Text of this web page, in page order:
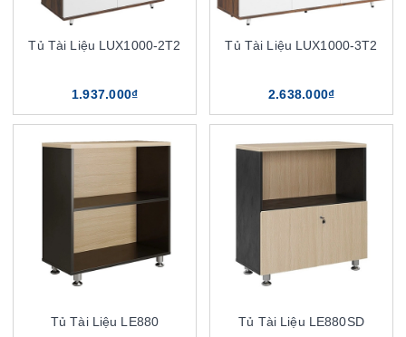
Tủ Tài Liệu LUX1000-2T2
1.937.000₫
Tủ Tài Liệu LUX1000-3T2
2.638.000₫
Tủ Tài Liệu LE880 Tủ Tài Liệu LE880SD